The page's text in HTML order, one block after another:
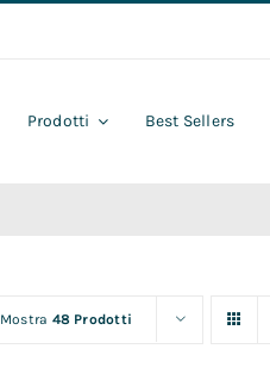
Prodotti Best Sellers
Mostra 48 Prodotti